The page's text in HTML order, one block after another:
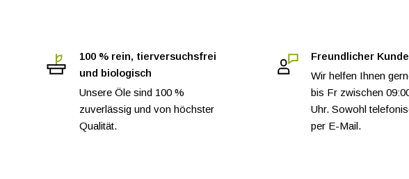
100 % rein, tierversuchsfrei
und biologisch
Unsere Öle sind 100 %
zuverlässig und von höchster
Qualität.
Freundlicher
Wir helfen Ihnen
bis Fr zwischen
Uhr. Sowohl
per E-Mail.